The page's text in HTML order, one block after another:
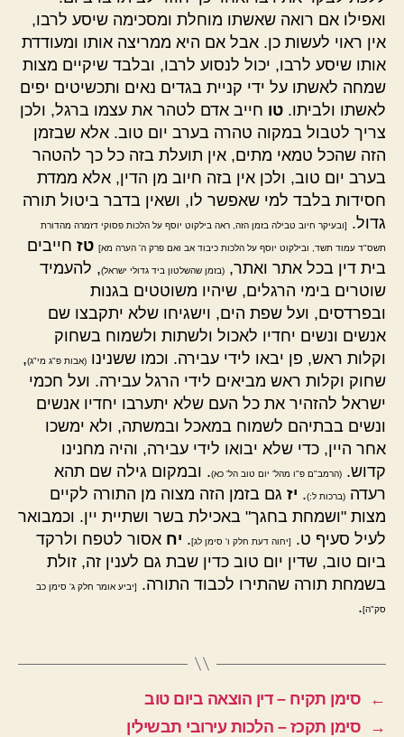
ואפילו אם רואה שאשתו מוחלת ומסכימה שיסע לרבו,
אין ראוי לעשות כן. אבל אם היא ממריצה אותו ומעודדת
אותו שיסע לרבו, יכול לנסוע לרבו, ובלבד שיקיים מצות
שמחה לאשתו על ידי קניית בגדים נאים ותכשיטים יפים
לאשתו ולביתו. טו חייב אדם לטהר את עצמו ברגל, ולכן
צריך לטבול במקוה טהרה בערב יום טוב. אלא שבזמן
הזה שהכל טמאי מתים, אין תועלת בזה כל כך להטהר
בערב יום טוב, ולכן אין בזה חיוב מן הדין, אלא ממדת
חסידות בלבד למי שאפשר לו, ושאין בדבר ביטול תורה
גדול.
[ובעיקר חיוב טבילה בזמן הזה, ראה בילקוט יוסף על הלכות פסוקי דזמרה מהדורת
תשס"ד עמוד תשד, ובילקוט יוסף על הלכות כיבוד אב ואם פרק ה' הערה מא] טז חייבים
בית דין בכל אתר ואתר, (בזמן שהשלטון ביד גדולי ישראל), להעמיד
שוטרים בימי הרגלים, שיהיו משוטטים בגנות
ובפרדסים, ועל שפת הים, וישגיחו שלא יתקבצו שם
אנשים ונשים יחדיו לאכול ולשתות ולשמוח בשחוק
וקלות ראש, פן יבאו לידי עבירה. וכמו ששנינו (אבות פ"ג מי"ג),
שחוק וקלות ראש מביאים לידי הרגל עבירה. ועל חכמי
ישראל להזהיר את כל העם שלא יתערבו יחדיו אנשים
ונשים בבתיהם לשמוח במאכל ובמשתה, ולא ימשכו
אחר היין, כדי שלא יבואו לידי עבירה, והיה מחנינו
קדוש. (הרמב"ם פ"ו מהל' יום טוב הל' כא). ובמקום גילה שם תהא
רעדה (ברכות ל:). יז גם בזמן הזה מצוה מן התורה לקיים
מצות "ושמחת בחגך" באכילת בשר ושתיית יין. וכמבואר
לעיל סעיף ט.
[יחוה דעת חלק ו' סימן לג]. יח אסור לטפח ולרקד
ביום טוב, שדין יום טוב כדין שבת גם לענין זה, זולת
בשמחת תורה שהתירו לכבוד התורה.
[יביע אומר חלק ג' סימן כב
סק"ה].
←
סימן תקיח – דין הוצאה ביום טוב
→
סימן תקכז – הלכות עירובי תבשילין